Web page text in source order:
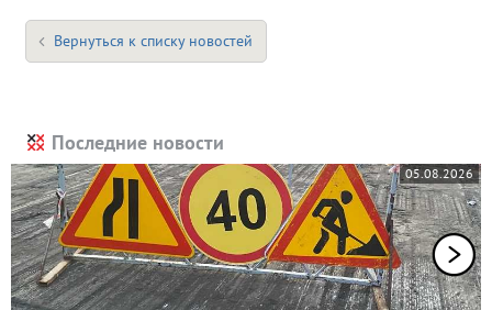
Вернуться к списку новостей
Последние новости
05.08.2026